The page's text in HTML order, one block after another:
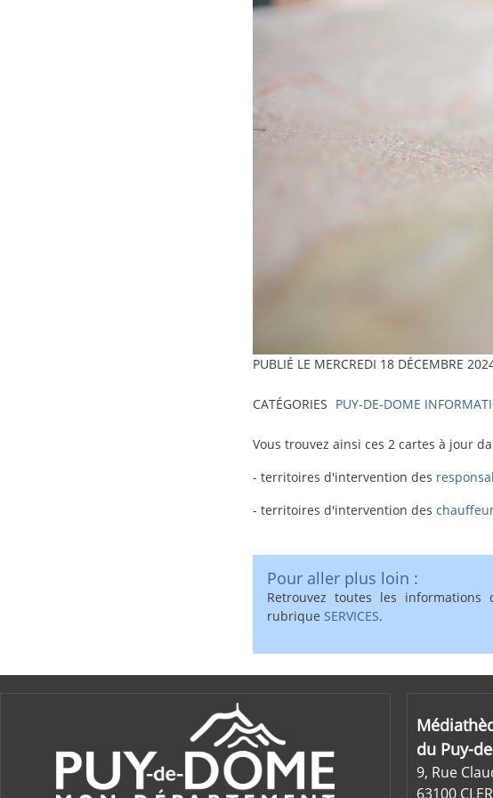
PUBLIÉ LE MERCREDI 18 DÉCEMBRE
CATÉGORIES PUY-DE-DOME
texte-
Vous trouvez ainsi ces 2 cartes à jour
- territoires d'intervention des
- territoires d'intervention des
Pour aller plus loin :
Retrouvez toutes les
rubrique SERVICES.
du Puy-
9, Rue
63100